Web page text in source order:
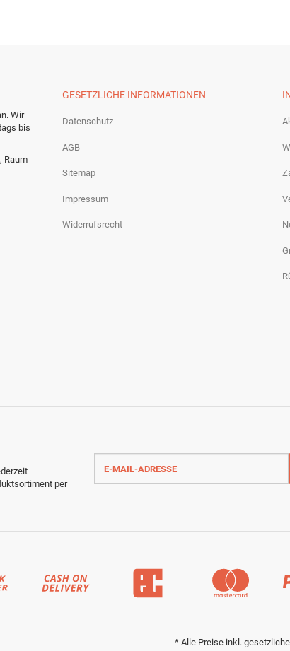
Wir
bis
Raum
GESETZLICHE INFORMATIONEN
Datenschutz
AGB
Sitemap
Impressum
Widerrufsrecht
per
E-
Mail-
* Alle Preise inkl.